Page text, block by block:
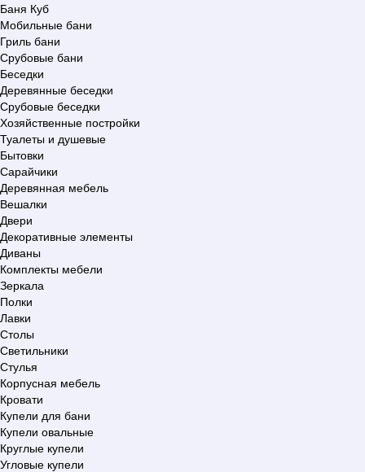
Баня Куб
Мобильные бани
Гриль бани
Срубовые бани
Беседки
Деревянные беседки
Срубовые беседки
Хозяйственные постройки
Туалеты и душевые
Бытовки
Сарайчики
Деревянная мебель
Вешалки
Двери
Декоративные элементы
Диваны
Комплекты мебели
Зеркала
Полки
Лавки
Столы
Светильники
Стулья
Корпусная мебель
Кровати
Купели для бани
Купели овальные
Круглые купели
Угловые купели